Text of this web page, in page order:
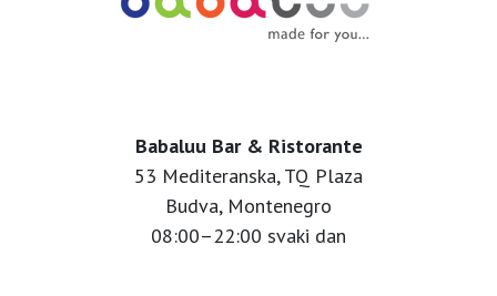
Babaluu Bar & Ristorante
53 Mediteranska, TQ Plaza
Budva, Montenegro
08:00–22:00 svaki dan